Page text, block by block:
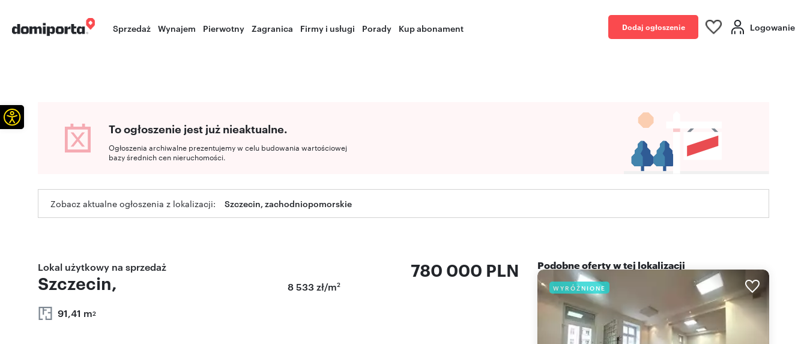
Sprzedaż Wynajem Pierwotny Zagranica Firmy i usługi Porady Kup abonament Dodaj ogłoszenie Logowanie
To ogłoszenie jest już nieaktualne.
Ogłoszenia archiwalne prezentujemy w celu budowania wartościowej
bazy średnich cen nieruchomości.
Zobacz aktualne ogłoszenia z lokalizacji: Szczecin, zachodniopomorskie
Lokal użytkowy na sprzedaż
Szczecin,
91,41 m2
780 000 PLN
8 533 zł/m2
Podobne oferty w tej lokalizacji
WYRÓŻNIONE
Otwórz pasek narzędzi